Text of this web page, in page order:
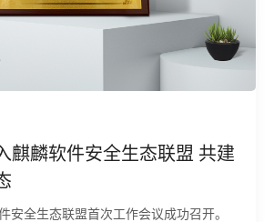
麒麟软件安全生态联盟 共建
安全生态联盟首次工作会议成功召开。